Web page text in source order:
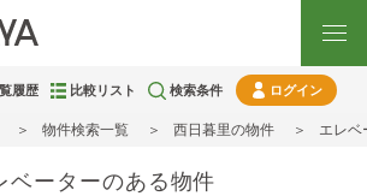
履歴 比較リスト 検索条件 ログイン
物件検索一覧 西日暮里の物件 エレベ
ベーターのある物件